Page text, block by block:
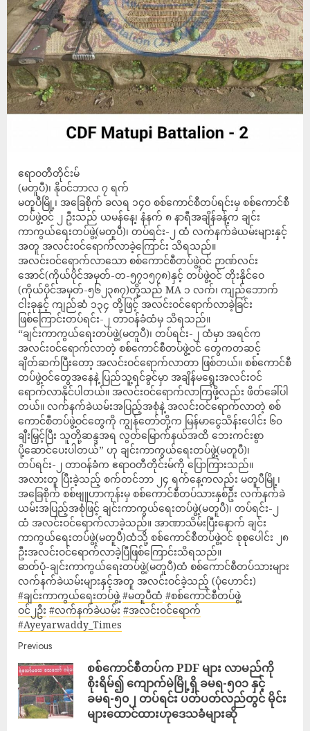
ဧရာဝတီတိုင်းမ်
(မတူပီ)၊ နိုဝင်ဘာလ ၇ ရက်
မတူပီမြို့၊ အခြေစိုက် ခလရ ၁၄၀ စစ်ကောင်စီတပ်ရင်းမှ စစ်ကောင်စီ
တပ်ဖွဲ့ဝင် ၂ ဦးသည် ယမန်နေ့၊ နံနက် ၈ နာရီအချိန်ခန့်က ချင်း
ကာကွယ်ရေးတပ်ဖွဲ့(မတူပီ)၊ တပ်ရင်း-၂ ထံ လက်နက်ခဲယမ်းများနှင့်
အတူ အလင်းဝင်ရောက်လာခဲ့ကြောင်း သိရသည်။
အလင်းဝင်ရောက်လာသော စစ်ကောင်စီတပ်ဖွဲ့ဝင် ဉာဏ်လင်း
အောင်(ကိုယ်ပိုင်အမှတ်-တ-၅၇၁၅၇၈)နှင့် တပ်ဖွဲ့ဝင် တိုးနိုင်ဝေ
(ကိုယ်ပိုင်အမှတ်-၅၆၂၃၈၇)တို့သည် MA ၁ လက်၊ ကျည်ဘောက်
ငါးခုနှင့် ကျည်ဆံ ၁၃၄ တို့ဖြင့် အလင်းဝင်ရောက်လာခဲ့ခြင်း
ဖြစ်ကြောင်းတပ်ရင်း-၂ တာဝန်ခံထံမှ သိရသည်။
“ချင်းကာကွယ်ရေးတပ်ဖွဲ့(မတူပီ)၊ တပ်ရင်း-၂ ထံမှာ အရင်က
အလင်းဝင်ရောက်လာတဲ့ စစ်ကောင်စီတပ်ဖွဲ့ဝင် တွေကတဆင့်
ချိတ်ဆက်ပြီးတော့ အလင်းဝင်ရောက်လာတာ ဖြစ်တယ်။ စစ်ကောင်စီ
တပ်ဖွဲ့ဝင်တွေအနေနဲ့ ပြည်သူ့ရင်ခွင်မှာ အချိန်မရွေးအလင်းဝင်
ရောက်လာနိုင်ပါတယ်။ အလင်းဝင်ရောက်လာကြဖို့လည်း ဖိတ်ခေါ်ပါ
တယ်။ လက်နက်ခဲယမ်းအပြည့်အစုံနဲ့ အလင်းဝင်ရောက်လာတဲ့ စစ်
ကောင်စီတပ်ဖွဲ့ဝင်တွေကို ကျွန်တော်တို့က မြန်မာငွေသိန်းပေါင်း ၆၀
ချီးမြှင့်ပြီး သူတို့ဆန္ဒအရ လွတ်မြောက်နယ်အထိ ဘေးကင်းစွာ
ပို့ဆောင်ပေးပါတယ်” ဟု ချင်းကာကွယ်ရေးတပ်ဖွဲ့(မတူပီ)၊
တပ်ရင်း-၂ တာဝန်ခံက ဧရာဝတီတိုင်းမ်ကို ပြောကြားသည်။
အလားတူ ပြီးခဲ့သည့် စက်တင်ဘာ ၂၄ ရက်နေ့ကလည်း မတူပီမြို့၊
အခြေစိုက် စစ်ဗျူဟာကုန်းမှ စစ်ကောင်စီတပ်သားနှစ်ဦး လက်နက်ခဲ
ယမ်းအပြည့်အစုံဖြင့် ချင်းကာကွယ်ရေးတပ်ဖွဲ့(မတူပီ)၊ တပ်ရင်း-၂
ထံ အလင်းဝင်ရောက်လာခဲ့သည်။ အာဏာသိမ်းပြီးနောက် ချင်း
ကာကွယ်ရေးတပ်ဖွဲ့(မတူပီ)ထံသို့ စစ်ကောင်စီတပ်ဖွဲ့ဝင် စုစုပေါင်း ၂၈
ဦးအလင်းဝင်ရောက်လာခဲ့ပြီဖြစ်ကြောင်းသိရသည်။
ဓာတ်ပုံ-ချင်းကာကွယ်ရေးတပ်ဖွဲ့(မတူပီ)ထံ စစ်ကောင်စီတပ်သားများ
လက်နက်ခဲယမ်းများနှင့်အတူ အလင်းဝင်ခဲ့သည့် (ပုံဟောင်း)
#ချင်းကာကွယ်ရေးတပ်ဖွဲ့ #မတူပီထံ #စစ်ကောင်စီတပ်ဖွဲ့
ဝင်၂ဦး #လက်နက်ခဲယမ်း #အလင်းဝင်ရောက်
#Ayeyarwaddy_Times
Previous
စစ်‌ကောင်စီတပ်က PDF များ လာမည်ကို
စိုးရိမ်၍ ကျောက်မဲမြို့ရှိ ခမရ-၅၀၁ နှင့်
ခမရ-၅၀၂ တပ်ရင်း ပတ်ပတ်လည်တွင် မိုင်း
များထောင်ထားဟုဒေသခံများဆို